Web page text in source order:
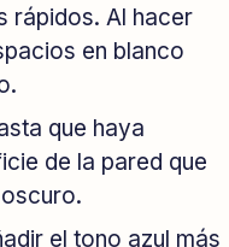
rápidos. Al hacer
en blanco
que haya
de la pared que
el tono azul más